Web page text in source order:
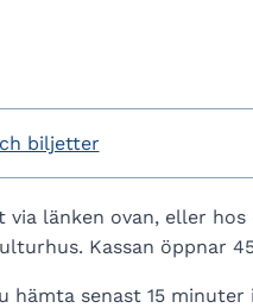
biljetter
länken ovan, eller
Kassan öppnar
hämta senast 15